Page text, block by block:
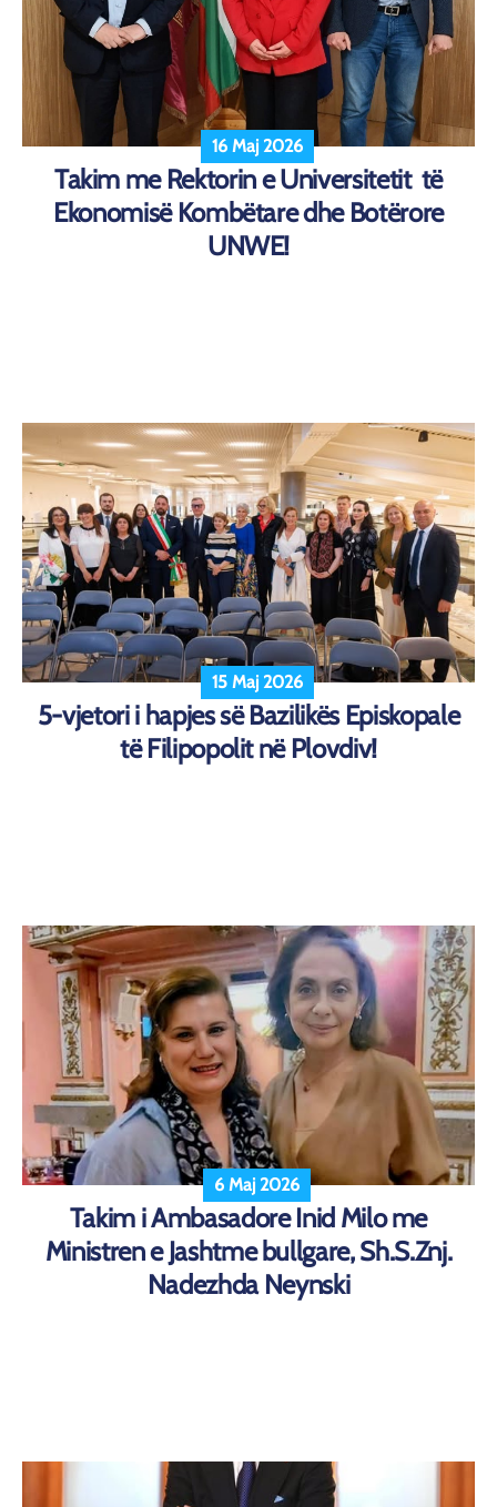
16 Maj 2026
Takim me Rektorin e Universitetit të
Ekonomisë Kombëtare dhe Botërore
UNWE!
15 Maj 2026
5-vjetori i hapjes së Bazilikës Episkopale
të Filipopolit në Plovdiv!
6 Maj 2026
Takim i Ambasadore Inid Milo me
Ministren e Jashtme bullgare, Sh.S.Znj.
Nadezhda Neynski